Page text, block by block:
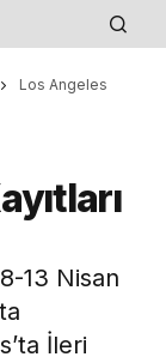
Los Angeles
13 Nisan
İleri